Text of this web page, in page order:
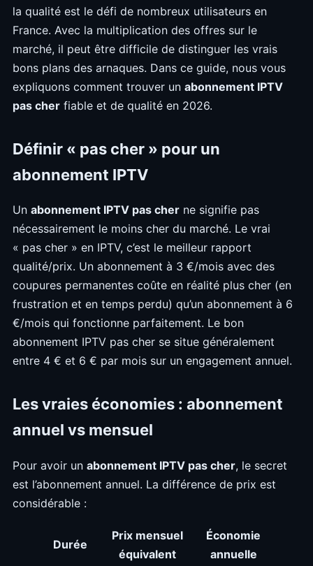
la qualité est le défi de nombreux utilisateurs en
France. Avec la multiplication des offres sur le
marché, il peut être difficile de distinguer les vrais
bons plans des arnaques. Dans ce guide, nous vous
expliquons comment trouver un abonnement IPTV
pas cher fiable et de qualité en 2026.
Définir « pas cher » pour un
abonnement IPTV
Un abonnement IPTV pas cher ne signifie pas
nécessairement le moins cher du marché. Le vrai
« pas cher » en IPTV, c’est le meilleur rapport
qualité/prix. Un abonnement à 3 €/mois avec des
coupures permanentes coûte en réalité plus cher (en
frustration et en temps perdu) qu’un abonnement à 6
€/mois qui fonctionne parfaitement. Le bon
abonnement IPTV pas cher se situe généralement
entre 4 € et 6 € par mois sur un engagement annuel.
Les vraies économies : abonnement
annuel vs mensuel
Pour avoir un abonnement IPTV pas cher, le secret
est l’abonnement annuel. La différence de prix est
considérable :
Durée
Prix mensuel
équivalent
Économie
annuelle